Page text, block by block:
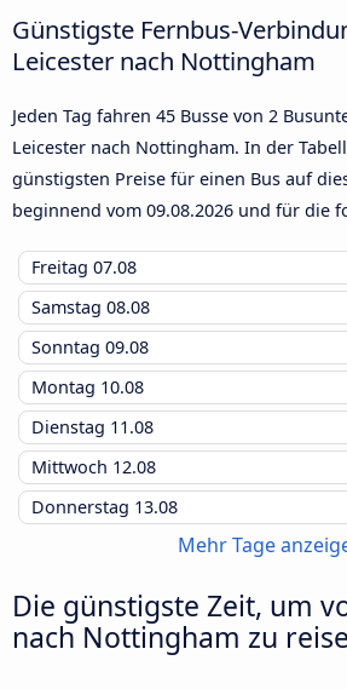
Günstigste Fernbus-
Leicester nach Nottingham
Jeden Tag fahren 45 Busse von 2
Leicester nach Nottingham. In der
günstigsten Preise für einen Bus auf
beginnend vom 09.08.2026 und für die
Freitag 07.08
Samstag 08.08
Sonntag 09.08
Montag 10.08
Dienstag 11.08
Mittwoch 12.08
Donnerstag 13.08
Mehr Tage
Die günstigste Zeit, um
nach Nottingham zu